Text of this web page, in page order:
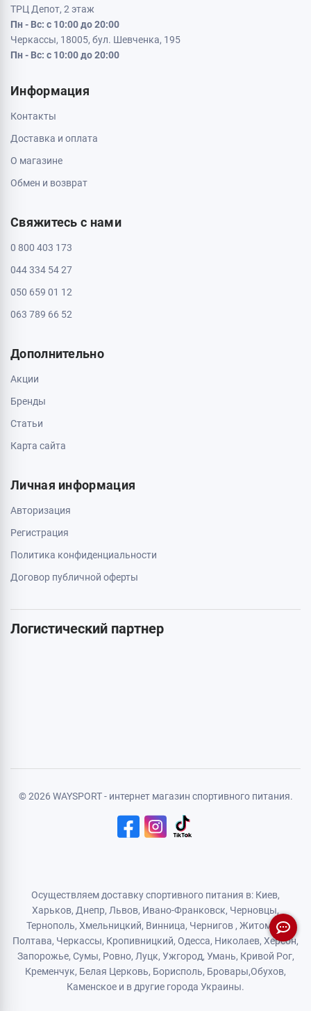
Кременчуг, 39600, ул. Соборная 9/16
Пн - Вс: с 10:00 до 20:00
Кривой Рог, 50000, проспект Металлургов 33
Кропивницкий, 25006, ул. Большая Перспективная 48
Полтава, 36000, ул. Небесной Сотни 2
Пн - Вс: с 10:00 до 20:00
ТРЦ Депот, 2 этаж
Черкассы, 18005, бул. Шевченка, 195
Информация
Контакты
Доставка и оплата
Обмен и возврат
Свяжитесь с нами
0 800 403 173
044 334 54 27
063 789 66 52
Дополнительно
Акции
Бренды
Карта сайта
Логистический партнер
© 2026 WAYSPORT - интернет магазин спортивного питания.